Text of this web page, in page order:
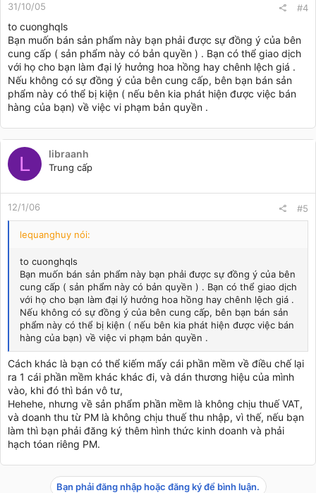
31/10/05 #4
to cuonghqls
Bạn muốn bán sản phẩm này bạn phải được sự đồng ý của bên
cung cấp ( sản phẩm này có bản quyền ) . Bạn có thể giao dịch
với họ cho bạn làm đại lý hưởng hoa hồng hay chênh lệch giá .
Nếu không có sự đồng ý của bên cung cấp, bên bạn bán sản
phẩm này có thể bị kiện ( nếu bên kia phát hiện được việc bán
hàng của bạn) về việc vi phạm bản quyền .
L libraanh
Trung cấp
12/1/06 #5
lequanghuy nói:
to cuonghqls
Bạn muốn bán sản phẩm này bạn phải được sự đồng ý của bên
cung cấp ( sản phẩm này có bản quyền ) . Bạn có thể giao dịch
với họ cho bạn làm đại lý hưởng hoa hồng hay chênh lệch giá .
Nếu không có sự đồng ý của bên cung cấp, bên bạn bán sản
phẩm này có thể bị kiện ( nếu bên kia phát hiện được việc bán
hàng của bạn) về việc vi phạm bản quyền .
Cách khác là bạn có thể kiếm mấy cái phần mềm về điều chế lại
ra 1 cái phần mềm khác khác đi, và dán thương hiệu của mình
vào, khi đó thì bán vô tư,
Hehehe, nhưng về sản phẩm phần mềm là không chịu thuế VAT,
và doanh thu từ PM là không chịu thuế thu nhập, vì thế, nếu bạn
làm thì bạn phải đăng ký thêm hình thức kinh doanh và phải
hạch tóan riêng PM.
Bạn phải đăng nhập hoặc đăng ký để bình luận.